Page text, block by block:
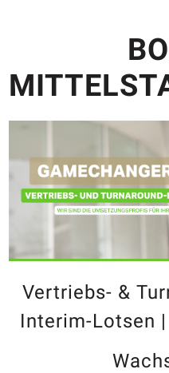
Vertriebs- &
Interim-Lotsen